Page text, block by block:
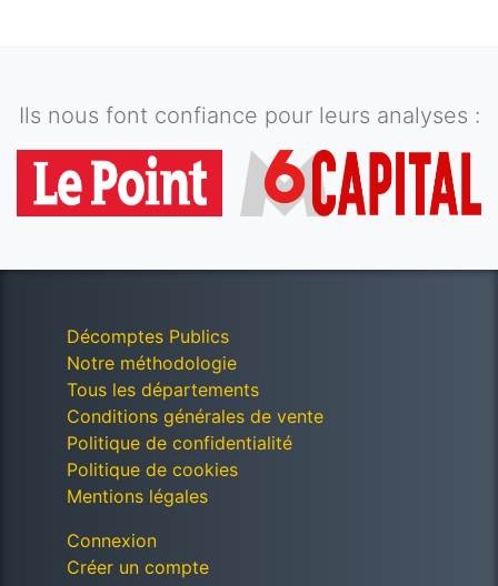
Ils nous font confiance pour leurs analyses :
Décomptes Publics
Notre méthodologie
Tous les départements
Conditions générales de vente
Politique de confidentialité
Politique de cookies
Mentions légales
Connexion
Créer un compte